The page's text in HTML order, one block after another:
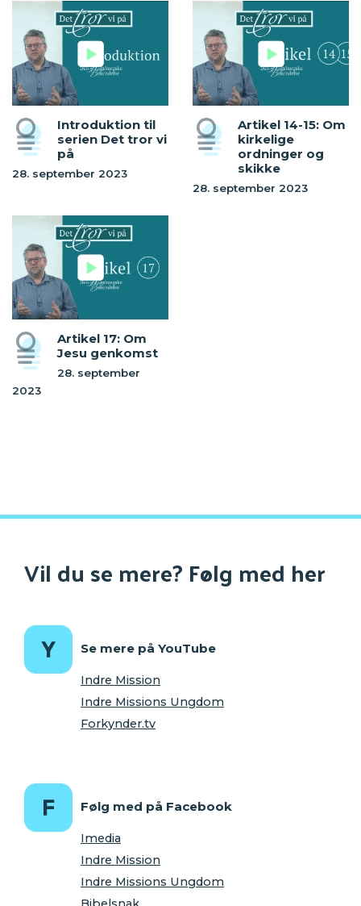
Introduktion til
serien Det tror vi
på
28. september 2023
Artikel 14-15: Om
kirkelige
ordninger og
skikke
28. september 2023
Artikel 17: Om
Jesu genkomst
28. september
2023
Vil du se mere? Følg med her
Se mere på YouTube
Indre Mission
Indre Missions Ungdom
Forkynder.tv
Følg med på Facebook
Imedia
Indre Mission
Indre Missions Ungdom